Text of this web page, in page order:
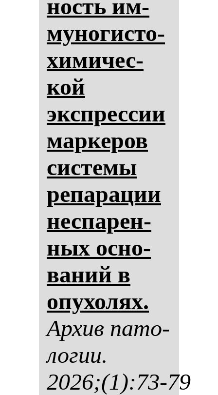
ность им­
му­но­гис­то­
хи­ми­чес­
кой
экспрес­сии
мар­ке­ров
сис­те­мы
ре­па­ра­ции
нес­па­рен­
ных ос­но­
ва­ний в
опу­хо­лях.
Ар­хив па­то­
ло­гии.
2026;(1):73-79